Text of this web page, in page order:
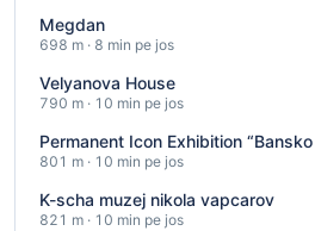
Megdan
698 m · 8 min pe jos
Velyanova House
790 m · 10 min pe jos
Permanent Icon Exhibition
801 m · 10 min pe jos
K-scha muzej nikola vapcarov
821 m · 10 min pe jos